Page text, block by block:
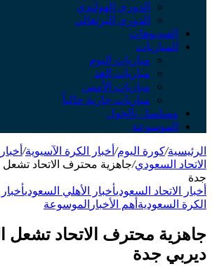
الدوري الهولندي
الدوري البرتغالي
الفيديوهات
المباريات
مباريات اليوم
مباريات الغد
مباريات الأمس
مباريات جارية حالياً
مسلسل بالجول
الموسوعة
الرئيسية/كورة اليوم/ أخبار الكرة الآسيوية/
الاتحاد السعودي/جاهزية محترف الاتحاد
جدة
أخبار الاتحاد السعوديأخبار الأهلي السعودي
الكرة السعودية أهم الأخبار الموسوعة
جاهزية محترف الاتحاد تشعل
ديربي جدة